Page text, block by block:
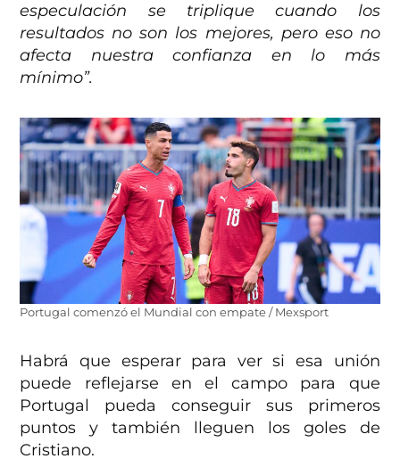
especulación se triplique cuando los
resultados no son los mejores, pero eso no
afecta nuestra confianza en lo más
mínimo”.
Portugal comenzó el Mundial con empate / Mexsport
Habrá que esperar para ver si esa unión
puede reflejarse en el campo para que
Portugal pueda conseguir sus primeros
puntos y también lleguen los goles de
Cristiano.